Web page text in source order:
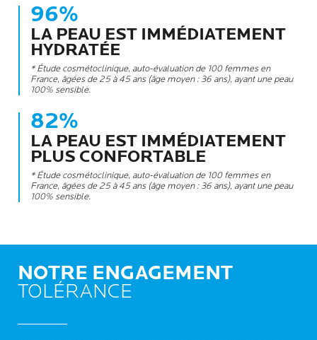
96%
LA PEAU EST IMMÉDIATEMENT
HYDRATÉE
* Étude cosmétoclinique, auto-évaluation de 100 femmes en
France, âgées de 25 à 45 ans (âge moyen : 36 ans), ayant une peau
100% sensible.
82%
LA PEAU EST IMMÉDIATEMENT
PLUS CONFORTABLE
* Étude cosmétoclinique, auto-évaluation de 100 femmes en
France, âgées de 25 à 45 ans (âge moyen : 36 ans), ayant une peau
100% sensible.
NOTRE ENGAGEMENT
TOLÉRANCE